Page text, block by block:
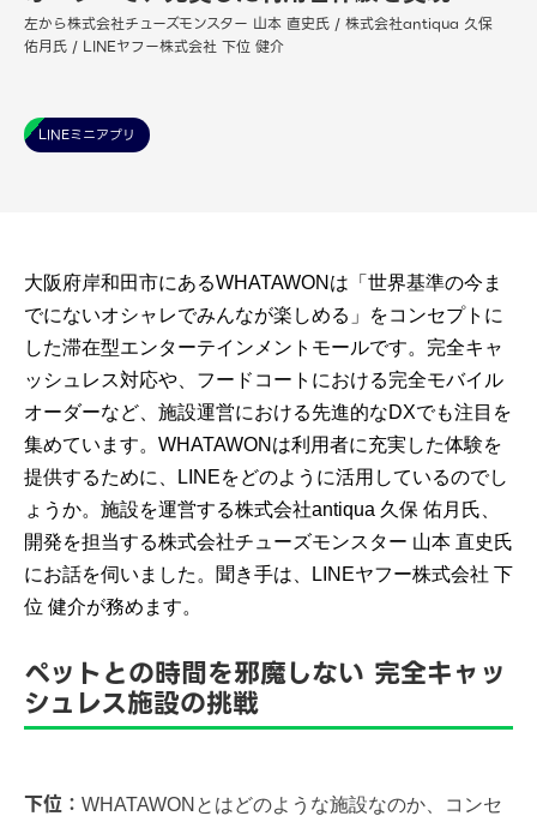
左から株式会社チューズモンスター 山本 直史氏 / 株式会社antiqua 久保
佑月氏 / LINEヤフー株式会社 下位 健介
LINEミニアプリ
大阪府岸和田市にあるWHATAWONは「世界基準の今ま
でにないオシャレでみんなが楽しめる」をコンセプトに
した滞在型エンターテインメントモールです。完全キャ
ッシュレス対応や、フードコートにおける完全モバイル
オーダーなど、施設運営における先進的なDXでも注目を
集めています。WHATAWONは利用者に充実した体験を
提供するために、LINEをどのように活用しているのでし
ょうか。施設を運営する株式会社antiqua 久保 佑月氏、
開発を担当する株式会社チューズモンスター 山本 直史氏
にお話を伺いました。聞き手は、LINEヤフー株式会社 下
位 健介が務めます。
ペットとの時間を邪魔しない 完全キャッ
シュレス施設の挑戦
下位： WHATAWONとはどのような施設なのか、コンセ